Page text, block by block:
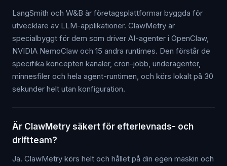
LangSmith och W&B är företagsplattformar byggda för
utvecklare av LLM-applikationer. ClawMetry är
specialbyggt för dem som driver AI-agenter i OpenClaw,
NVIDIA NemoClaw och 15 andra runtimes. Den förstår de
specifika koncepten kanaler, cron-jobb, underagenter,
minnesfiler och hela agent-runtimen, och körs lokalt på 30
sekunder helt utan konfiguration.
Är ClawMetry säkert för efterlevnads- och
driftteam?
Ja. ClawMetry körs helt och hållet på din egen maskin och